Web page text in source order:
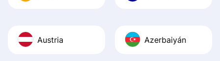
Austria Azerbaiyán